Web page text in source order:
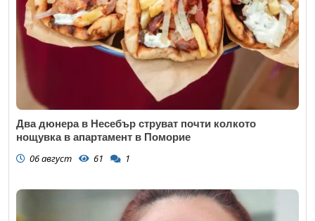
Два дюнера в Несебър струват почти колкото
нощувка в апартамент в Поморие
06 август 61 1